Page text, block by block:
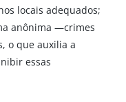
locais adequados;
anônima —crimes
o que auxilia a
essas